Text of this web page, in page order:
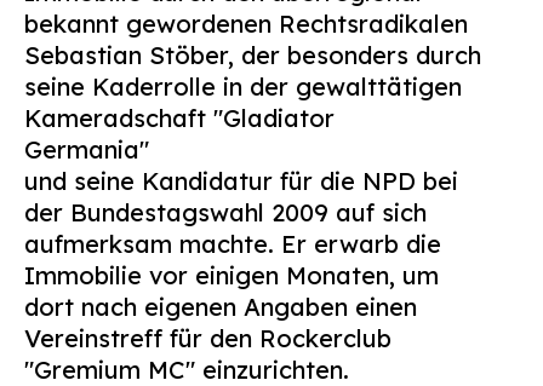
bekannt gewordenen Rechtsradikalen
Sebastian Stöber, der besonders durch
seine Kaderrolle in der gewalttätigen
Kameradschaft "Gladiator
Germania"
und seine Kandidatur für die NPD bei
der Bundestagswahl 2009 auf sich
aufmerksam machte. Er erwarb die
Immobilie vor einigen Monaten, um
dort nach eigenen Angaben einen
Vereinstreff für den Rockerclub
"Gremium MC" einzurichten.